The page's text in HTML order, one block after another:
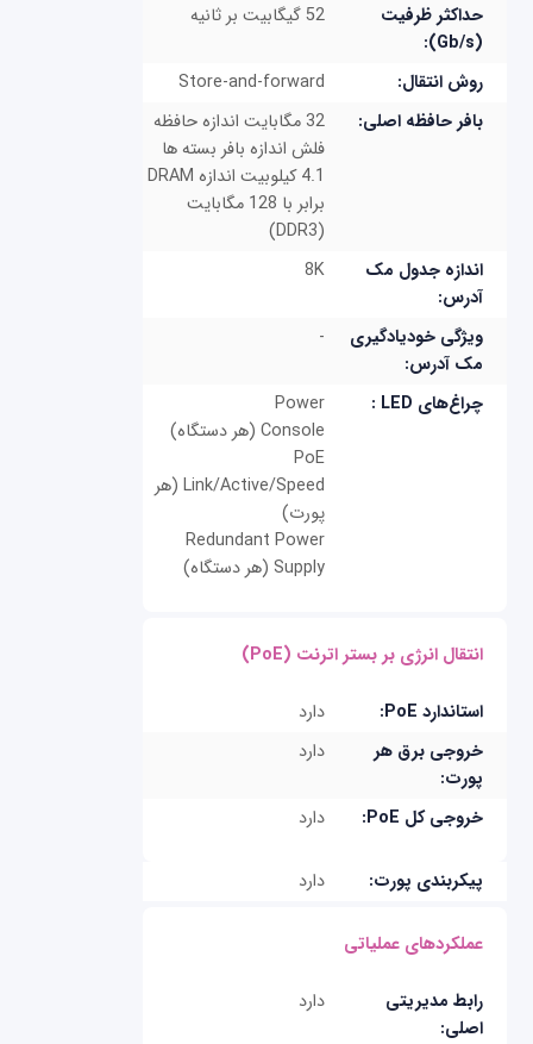
حداکثر ظرفیت
(Gb/s):
52 گیگابیت بر ثانیه
روش انتقال:
Store-and-forward
بافر حافظه اصلی:
32 مگابایت اندازه حافظه
فلش اندازه بافر بسته ها
4.1 کیلوبیت اندازه DRAM
برابر با 128 مگابایت
(DDR3)
اندازه جدول مک
آدرس:
8K
ویژگی خودیادگیری
مک آدرس:
-
چراغ‌های LED :
Power
Console (هر دستگاه)
PoE
Link/Active/Speed (هر
پورت)
Redundant Power
Supply (هر دستگاه)
انتقال انرژی بر بستر اترنت (PoE)
استاندارد PoE:
دارد
خروجی برق هر
پورت:
دارد
خروجی کل PoE: دارد
پیکربندی پورت: دارد
عملکردهای عملیاتی
رابط مدیریتی
اصلی:
دارد